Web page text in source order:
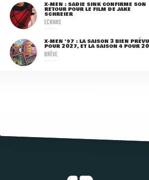
X-MEN : SADIE SINK CONFIRME SON
RETOUR POUR LE FILM DE JAKE
SCHREIER
ECRANS
X-MEN '97 : LA SAISON 3 BIEN
POUR 2027, ET LA SAISON 4 POUR
BRÈVE